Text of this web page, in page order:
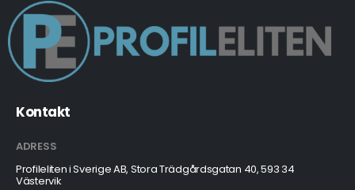
Kontakt
ADRESS
Profileliten i Sverige AB, Stora Trädgårdsgatan 40, 593 34
Västervik